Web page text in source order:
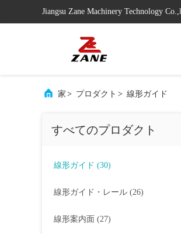
Jiangsu Zane Machinery Technology
家 > プロダクト > 線形ガイド
すべてのプロダクト
線形ガイド (30)
線形ガイド・レール (26)
線形案内面 (27)